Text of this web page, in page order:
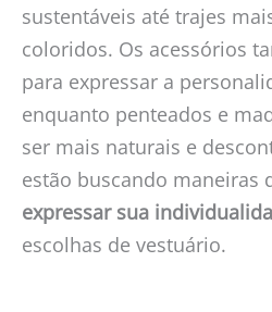
sustentáveis até trajes
coloridos. Os acessórios
para expressar a
enquanto penteados e
ser mais naturais e
estão buscando maneiras
expressar sua
escolhas de vestuário.